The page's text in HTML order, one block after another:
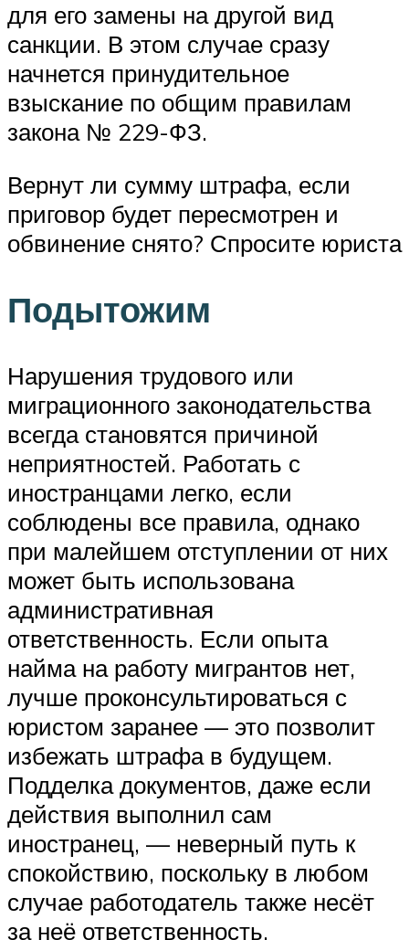
для его замены на другой вид
санкции. В этом случае сразу
начнется принудительное
взыскание по общим правилам
закона № 229-ФЗ.
Вернут ли сумму штрафа, если
приговор будет пересмотрен и
обвинение снято? Спросите юриста
Подытожим
Нарушения трудового или
миграционного законодательства
всегда становятся причиной
неприятностей. Работать с
иностранцами легко, если
соблюдены все правила, однако
при малейшем отступлении от них
может быть использована
административная
ответственность. Если опыта
найма на работу мигрантов нет,
лучше проконсультироваться с
юристом заранее — это позволит
избежать штрафа в будущем.
Подделка документов, даже если
действия выполнил сам
иностранец, — неверный путь к
спокойствию, поскольку в любом
случае работодатель также несёт
за неё ответственность.